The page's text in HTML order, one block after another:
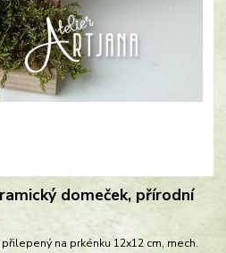
domeček, přírodní
na prkénku 12x12 cm, mech.